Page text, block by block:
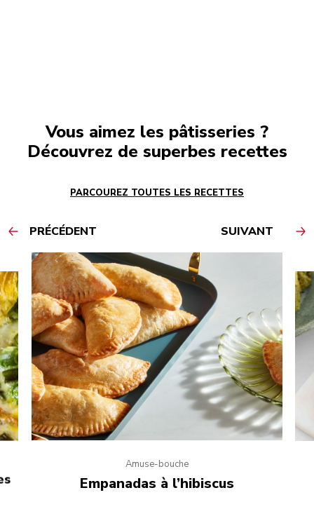
Vous aimez les pâtisseries ?
Découvrez de superbes recettes
PARCOUREZ TOUTES LES RECETTES
PRÉCÉDENT SUIVANT
Amuse-bouche
Empanadas à l’hibiscus